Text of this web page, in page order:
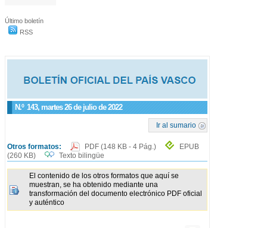
Último boletín
RSS
N.º 143, martes 26 de julio de 2022
Ir al sumario
Otros formatos: PDF (148 KB - 4 Pág.)
EPUB
(260 KB)
Texto bilingüe
El contenido de los otros formatos que aquí se
muestran, se ha obtenido mediante una
transformación del documento electrónico PDF oficial
y auténtico